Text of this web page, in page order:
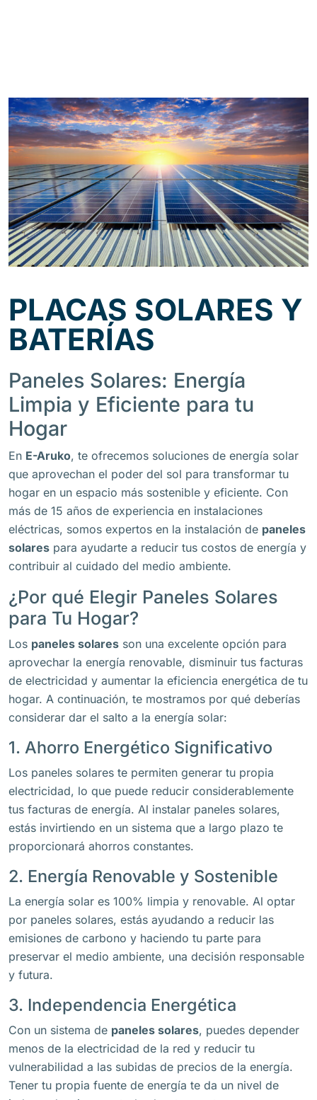
PLACAS SOLARES Y
BATERÍAS
Paneles Solares: Energía
Limpia y Eficiente para tu
Hogar
En E-Aruko, te ofrecemos soluciones de energía solar
que aprovechan el poder del sol para transformar tu
hogar en un espacio más sostenible y eficiente. Con
más de 15 años de experiencia en instalaciones
eléctricas, somos expertos en la instalación de paneles
solares para ayudarte a reducir tus costos de energía y
contribuir al cuidado del medio ambiente.
¿Por qué Elegir Paneles Solares
para Tu Hogar?
Los paneles solares son una excelente opción para
aprovechar la energía renovable, disminuir tus facturas
de electricidad y aumentar la eficiencia energética de tu
hogar. A continuación, te mostramos por qué deberías
considerar dar el salto a la energía solar:
1. Ahorro Energético Significativo
Los paneles solares te permiten generar tu propia
electricidad, lo que puede reducir considerablemente
tus facturas de energía. Al instalar paneles solares,
estás invirtiendo en un sistema que a largo plazo te
proporcionará ahorros constantes.
2. Energía Renovable y Sostenible
La energía solar es 100% limpia y renovable. Al optar
por paneles solares, estás ayudando a reducir las
emisiones de carbono y haciendo tu parte para
preservar el medio ambiente, una decisión responsable
y futura.
3. Independencia Energética
Con un sistema de paneles solares, puedes depender
menos de la electricidad de la red y reducir tu
vulnerabilidad a las subidas de precios de la energía.
Tener tu propia fuente de energía te da un nivel de